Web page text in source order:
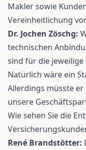
Makler sowie
Vereinheitlichung
Dr. Jochen Zöschg:
technischen
sind für die
Natürlich wäre ein
Allerdings müsste
unsere
Wie sehen Sie die
René Brandstötter: